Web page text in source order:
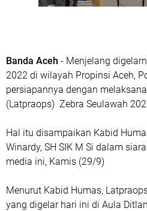
Banda Aceh - Menjelang
2022 di wilayah Propinsi Aceh,
persiapannya dengan
(Latpraops) Zebra Seulawah
Hal itu disampaikan Kabid
Winardy, SH SIK M Si dalam
media ini, Kamis (29/9)
Menurut Kabid Humas,
yang digelar hari ini di Aula